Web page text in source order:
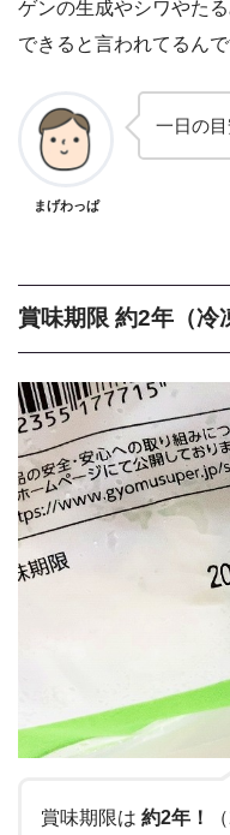
ゲンの生成やシワやた
できると言われてるんで
まげわっぱ
一日の目
賞味期限 約2年（冷
賞味期限は 約2年！